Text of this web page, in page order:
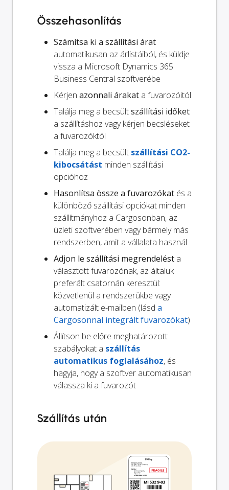
Összehasonlítás
Számítsa ki a szállítási árat
automatikusan az árlistáiból, és küldje
vissza a Microsoft Dynamics 365
Business Central szoftverébe
Kérjen azonnali árakat a fuvarozóitól
Találja meg a becsültszállítási időket
a szállításhoz vagy kérjen becsléseket
a fuvarozóktól
Találja meg a becsült szállítási CO2-
kibocsátást minden szállítási
opcióhoz
Hasonlítsa össze a fuvarozókat és a
különböző szállítási opciókat minden
szállítmányhoz a Cargosonban, az
üzleti szoftverében vagy bármely más
rendszerben, amit a vállalata használ
Adjon le szállítási megrendelést a
választott fuvarozónak, az általuk
preferált csatornán keresztül:
közvetlenül a rendszerükbe vagy
automatizált e-mailben (lásd a
Cargosonnal integrált fuvarozókat)
Állítson be előre meghatározott
szabályokat a szállítás
automatikus foglalásához, és
hagyja, hogy a szoftver automatikusan
válassza ki a fuvarozót
Szállítás után